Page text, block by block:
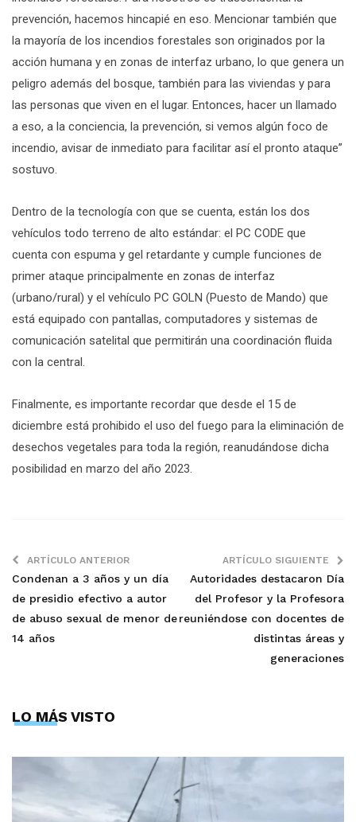
prevención, hacemos hincapié en eso. Mencionar también que
la mayoría de los incendios forestales son originados por la
acción humana y en zonas de interfaz urbano, lo que genera un
peligro además del bosque, también para las viviendas y para
las personas que viven en el lugar. Entonces, hacer un llamado
a eso, a la conciencia, la prevención, si vemos algún foco de
incendio, avisar de inmediato para facilitar así el pronto ataque”
sostuvo.
Dentro de la tecnología con que se cuenta, están los dos
vehículos todo terreno de alto estándar: el PC CODE que
cuenta con espuma y gel retardante y cumple funciones de
primer ataque principalmente en zonas de interfaz
(urbano/rural) y el vehículo PC GOLN (Puesto de Mando) que
está equipado con pantallas, computadores y sistemas de
comunicación satelital que permitirán una coordinación fluida
con la central.
Finalmente, es importante recordar que desde el 15 de
diciembre está prohibido el uso del fuego para la eliminación de
desechos vegetales para toda la región, reanudándose dicha
posibilidad en marzo del año 2023.
ARTÍCULO ANTERIOR
Condenan a 3 años y un día
de presidio efectivo a autor
de abuso sexual de menor de
14 años
ARTÍCULO SIGUIENTE
Autoridades destacaron Día
del Profesor y la Profesora
reuniéndose con docentes de
distintas áreas y
generaciones
LO MÁS VISTO